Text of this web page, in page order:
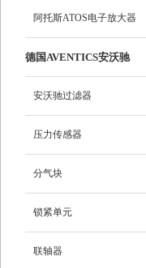
阿托斯ATOS电子放大器
德国AVENTICS安沃驰
安沃驰过滤器
压力传感器
分气块
锁紧单元
联轴器